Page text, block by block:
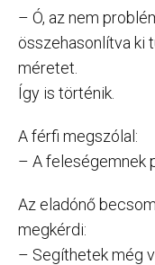
– Ó, az nem
összehasonlítva ki
méretet.
Így is történik.
A férfi megszólal:
– A feleségemnek
Az eladónő
megkérdi:
– Segíthetek még